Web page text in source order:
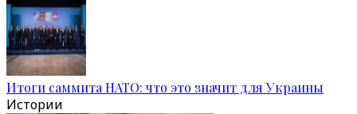
Итоги саммита НАТО: что это значит для Украины
Истории